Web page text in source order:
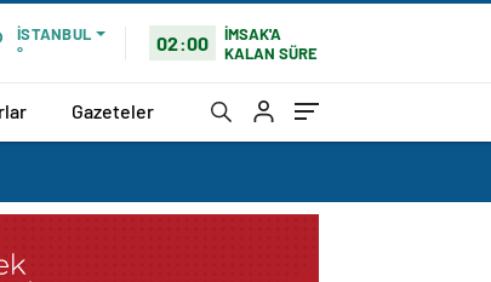
İSTANBUL
°
02:00
İMSAK'A
KALAN SÜRE
Gazeteler